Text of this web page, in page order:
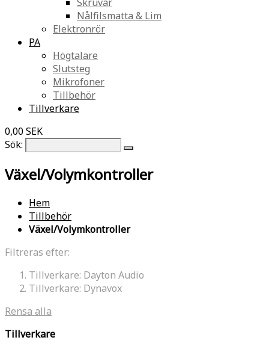
Nålfilsmatta & Lim
Elektronrör
PA
Högtalare
Slutsteg
Mikrofoner
Tillbehör
Tillverkare
0,00 SEK
Sök:
Växel/Volymkontroller
Hem
Tillbehör
Växel/Volymkontroller
Filtreras efter:
Tillverkare: Dayton Audio
Tillverkare: Dynavox
Rensa alla
Tillverkare